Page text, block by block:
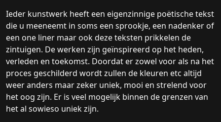
Ieder kunstwerk heeft een eigenzinnige poëtische tekst
die u meeneemt in soms een sprookje, een nadenker of
een one liner maar ook deze teksten prikkelen de
zintuigen. De werken zijn geïnspireerd op het heden,
verleden en toekomst. Doordat er zowel voor als na het
proces geschilderd wordt zullen de kleuren etc altijd
weer anders maar zeker uniek, mooi en strelend voor
het oog zijn. Er is veel mogelijk binnen de grenzen van
het al sowieso uniek zijn.